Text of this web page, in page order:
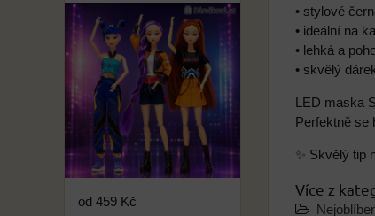
• stylové
• ideální na
• lehká a
• skvělý
LED maska
Perfektně se
✨ Skvělý tip
Více z
od 459 Kč